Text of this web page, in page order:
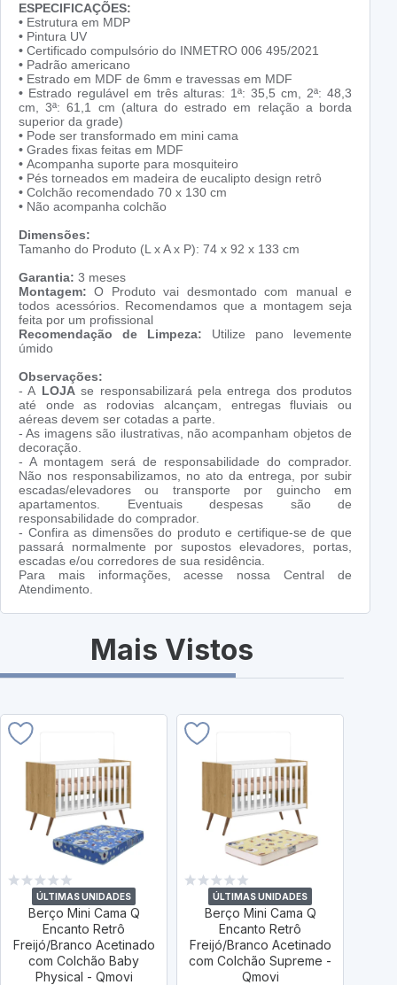
ESPECIFICAÇÕES:
• Estrutura em MDP
• Pintura UV
• Certificado compulsório do INMETRO 006 495/2021
• Padrão americano
• Estrado em MDF de 6mm e travessas em MDF
• Estrado regulável em três alturas: 1ª: 35,5 cm, 2ª: 48,3
cm, 3ª: 61,1 cm (altura do estrado em relação a borda
superior da grade)
• Pode ser transformado em mini cama
• Grades fixas feitas em MDF
• Acompanha suporte para mosquiteiro
• Pés torneados em madeira de eucalipto design retrô
• Colchão recomendado 70 x 130 cm
• Não acompanha colchão
Dimensões:
Tamanho do Produto (L x A x P): 74 x 92 x 133 cm
Garantia: 3 meses
Montagem: O Produto vai desmontado com manual e
todos acessórios. Recomendamos que a montagem seja
feita por um profissional
Recomendação de Limpeza: Utilize pano levemente
úmido
Observações:
- A LOJAse responsabilizará pela entrega dos produtos
até onde as rodovias alcançam, entregas fluviais ou
aéreas devem ser cotadas a parte.
- As imagens são ilustrativas, não acompanham objetos de
decoração.
- A montagem será de responsabilidade do comprador.
Não nos responsabilizamos, no ato da entrega, por subir
escadas/elevadores ou transporte por guincho em
apartamentos. Eventuais despesas são de
responsabilidade do comprador.
- Confira as dimensões do produto e certifique-se de que
passará normalmente por supostos elevadores, portas,
escadas e/ou corredores de sua residência.
Para mais informações, acesse nossa Central de
Atendimento.
Mais Vistos
ÚLTIMAS UNIDADES
Berço Mini Cama Q
Encanto Retrô
Freijó/Branco Acetinado
com Colchão Baby
Physical - Qmovi
ÚLTIMAS UNIDADES
Berço Mini Cama Q
Encanto Retrô
Freijó/Branco Acetinado
com Colchão Supreme -
Qmovi